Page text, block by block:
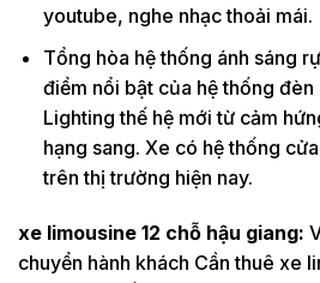
youtube, nghe nhạc thoải mái.
Tổng hòa hệ thống ánh sáng
điểm nổi bật của hệ thống
Lighting thế hệ mới từ cảm
hạng sang. Xe có hệ thống
trên thị trường hiện nay.
xe limousine 12 chỗ hậu giang:
chuyển hành khách Cần thuê xe